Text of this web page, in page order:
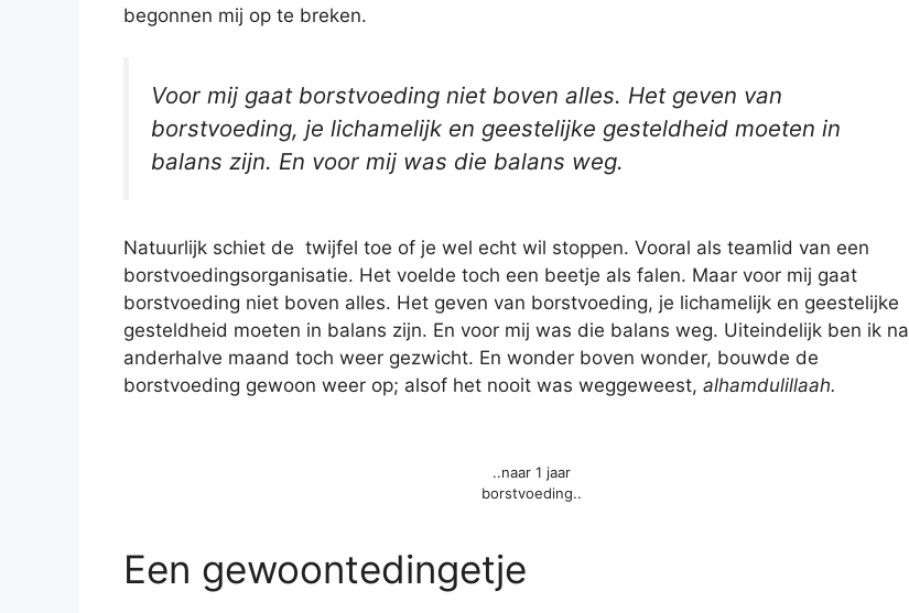
begonnen mij op te breken.
Voor mij gaat borstvoeding niet boven alles. Het geven van
borstvoeding, je lichamelijk en geestelijke gesteldheid moeten in
balans zijn. En voor mij was die balans weg.
Natuurlijk schiet de twijfel toe of je wel echt wil stoppen. Vooral als teamlid van een
borstvoedingsorganisatie. Het voelde toch een beetje als falen. Maar voor mij gaat
borstvoeding niet boven alles. Het geven van borstvoeding, je lichamelijk en geestelijke
gesteldheid moeten in balans zijn. En voor mij was die balans weg. Uiteindelijk ben ik na
anderhalve maand toch weer gezwicht. En wonder boven wonder, bouwde de
borstvoeding gewoon weer op; alsof het nooit was weggeweest, alhamdulillaah.
..naar 1 jaar
borstvoeding..
Een gewoontedingetje